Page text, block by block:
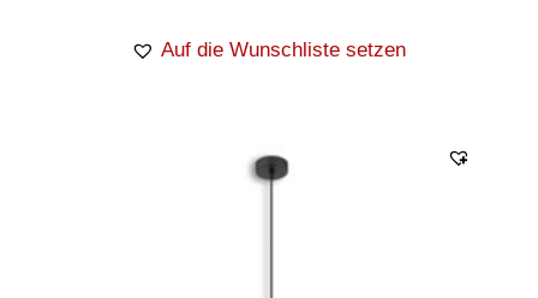
Auf die Wunschliste setzen